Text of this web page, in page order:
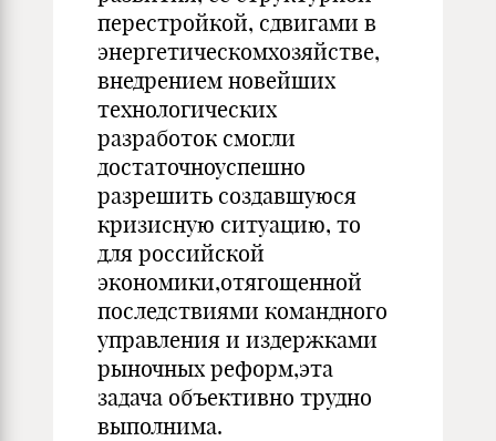
перестройкой, сдвигами в
энергетическомхозяйстве,
внедрением новейших
технологических
разработок смогли
достаточноуспешно
разрешить создавшуюся
кризисную ситуацию, то
для российской
экономики,отягощенной
последствиями командного
управления и издержками
рыночных реформ,эта
задача объективно трудно
выполнима.